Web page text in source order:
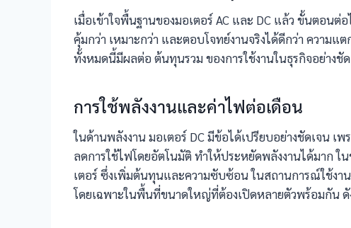
เมื่อเข้าใจพื้นฐานของมอเตอร์ AC และ DC แล้ว ขั้นตอนต่
คุ้มกว่า เหมาะกว่า และตอบโจทย์งานจริงได้ดีกว่า ความ
ทั้งหมดนี้มีผลต่อ ต้นทุนรวม ของการใช้งานในธุรกิจอย่างชั
การใช้พลังงานและค่าไฟต่อเดือน
ในด้านพลังงาน มอเตอร์ DC มีข้อได้เปรียบอย่างชัดเจน เ
ลดการใช้ไฟโดยอัตโนมัติ ทำให้ประหยัดพลังงานได้มาก
เตอร์ ซึ่งเพิ่มต้นทุนและความซับซ้อน ในสถานการณ์ใช้งา
โดยเฉพาะในพื้นที่ขนาดใหญ่ที่ต้องเปิดหลายตัวพร้อมกัน ดั